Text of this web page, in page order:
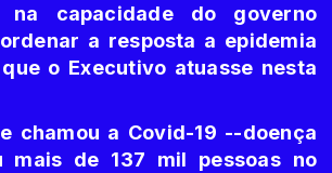
na capacidade do governo
a resposta a epidemia
o Executivo atuasse nesta
chamou a Covid-19 --doença
mais de 137 mil pessoas no